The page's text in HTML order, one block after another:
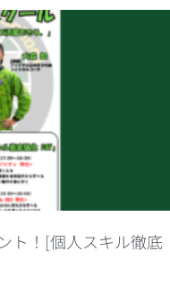
ト！[個人スキル徹底